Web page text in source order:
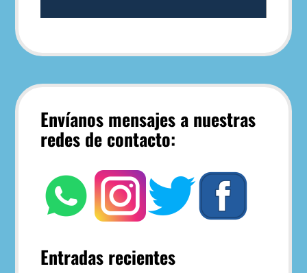
Envíanos mensajes a nuestras
redes de contacto:
Entradas recientes